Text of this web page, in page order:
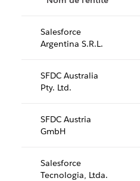
Salesforce
Argentina S.R.L.
SFDC Australia
Pty. Ltd.
SFDC Austria
GmbH
Salesforce
Tecnologia, Ltda.